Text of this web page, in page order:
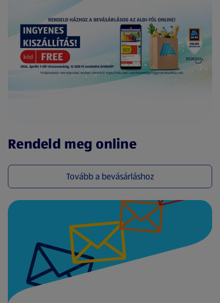
Rendeld meg online
Tovább a bevásárláshoz
(új oldalon nyílik meg)